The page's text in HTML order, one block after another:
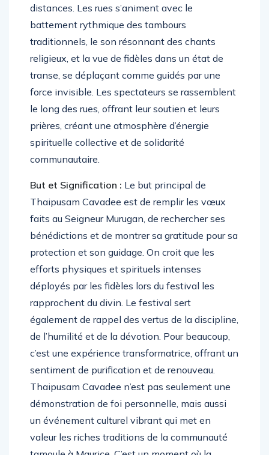
distances. Les rues s’animent avec le
battement rythmique des tambours
traditionnels, le son résonnant des chants
religieux, et la vue de fidèles dans un état de
transe, se déplaçant comme guidés par une
force invisible. Les spectateurs se rassemblent
le long des rues, offrant leur soutien et leurs
prières, créant une atmosphère d’énergie
spirituelle collective et de solidarité
communautaire.
But et Signification : Le but principal de
Thaipusam Cavadee est de remplir les vœux
faits au Seigneur Murugan, de rechercher ses
bénédictions et de montrer sa gratitude pour sa
protection et son guidage. On croit que les
efforts physiques et spirituels intenses
déployés par les fidèles lors du festival les
rapprochent du divin. Le festival sert
également de rappel des vertus de la discipline,
de l’humilité et de la dévotion. Pour beaucoup,
c’est une expérience transformatrice, offrant un
sentiment de purification et de renouveau.
Thaipusam Cavadee n’est pas seulement une
démonstration de foi personnelle, mais aussi
un événement culturel vibrant qui met en
valeur les riches traditions de la communauté